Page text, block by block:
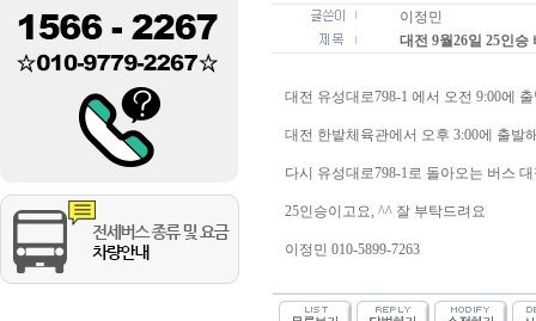
이정민
대전 9월26일 25인
대전 유성대로798-1 에서 오전 9:00에
대전 한밭체육관에서 오후 3:00에 출발
다시 유성대로798-1로 돌아오는 버스
25인승이고요, ^^ 잘 부탁드려요
이정민 010-5899-7263